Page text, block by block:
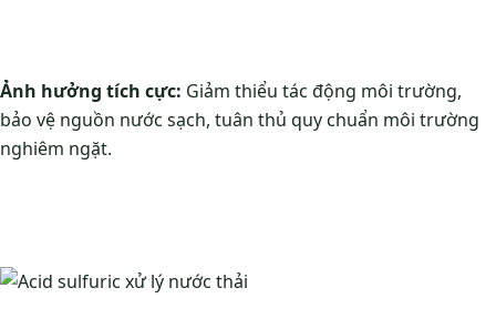
Ảnh hưởng tích cực: Giảm thiểu tác động môi trường,
bảo vệ nguồn nước sạch, tuân thủ quy chuẩn môi trường
nghiêm ngặt.